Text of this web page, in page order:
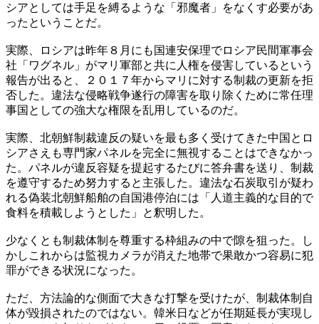
シアとしては手足を縛るような「邪魔者」をなくす必要があ
ったということだ。
実際、ロシアは昨年８月にも国連安保理でロシア民間軍事会
社「ワグネル」がマリ軍部と共に人権を侵害しているという
報告が出ると、２０１７年からマリに対する制裁の更新を拒
否した。違法な侵略戦争遂行の障害を取り除くために常任理
事国としての強大な権限を乱用しているのだ。
実際、北朝鮮制裁違反の疑いを最も多く受けてきた中国とロ
シアさえも専門家パネルを完全に無視することはできなかっ
た。パネルが違反容疑を提起するたびに答弁書を送り、制裁
を遵守するため努力すると主張した。違法な石炭取引が疑わ
れる偽装北朝鮮船舶の自国港停泊には「人道主義的な目的で
食料を積載しようとした」と釈明した。
少なくとも制裁体制を尊重する枠組みの中で隙を狙った。し
かしこれからは監視カメラが消えた地帯で果敢かつ容易に犯
罪ができる状況になった。
ただ、方法論的な側面で大きな打撃を受けたが、制裁体制自
体が毀損されたのではない。韓米日などが任期延長が実現し